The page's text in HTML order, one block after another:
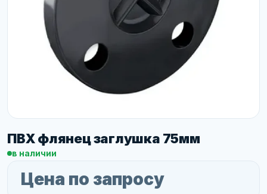
ПВХ флянец заглушка 75мм
в наличии
Цена по запросу